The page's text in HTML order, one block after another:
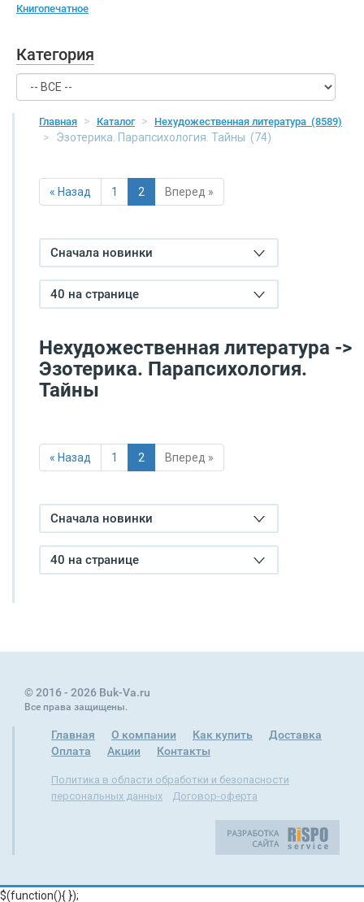
Книгопечатное
Категория
Главная Каталог Нехудожественная литература (8589)
Эзотерика. Парапсихология. Тайны (74)
« Назад 1 2 Вперед »
Сначала новинки
40 на странице
Нехудожественная литература ->
Эзотерика. Парапсихология.
Тайны
« Назад 1 2 Вперед »
Сначала новинки
40 на странице
© 2016 - 2026 Buk-Va.ru
Все права защищены.
Главная О компании Как купить
Доставка
Оплата
Акции Контакты
Политика в области обработки и безопасности
персональных данных
Договор-оферта
$(function(){ });